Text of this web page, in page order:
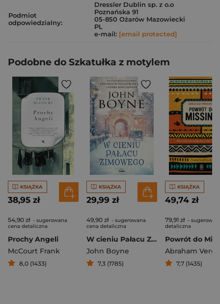
Podmiot
odpowiedzialny:
Dressler Dublin sp. z o.o
Poznańska 91
05-850 Ożarów Mazowiecki
PL
e-mail: [email protected]
Podobne do Szkatułka z motylem
KSIĄŻKA
38,95 zł
54,90 zł - sugerowana
cena detaliczna
Prochy Angeli
McCourt Frank
8,0 (1433)
KSIĄŻKA
29,99 zł
49,90 zł - sugerowana
cena detaliczna
W cieniu Pałacu Zimowego
John Boyne
7,3 (1785)
KSIĄŻKA
49,74 zł
79,91 zł -
detaliczna
Powrót do
Abraham
7,7 (1435)